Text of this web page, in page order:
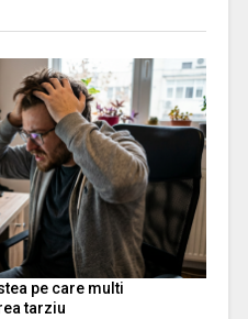
pe care multi
tarziu